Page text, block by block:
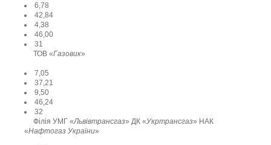
6,78
42,84
4,38
46,00
31
ТОВ «Газовик»
7,05
37,21
9,50
46,24
32
Філія УМГ «Львівтрансгаз» ДК «Укртрансгаз» НАК
«Нафтогаз України»